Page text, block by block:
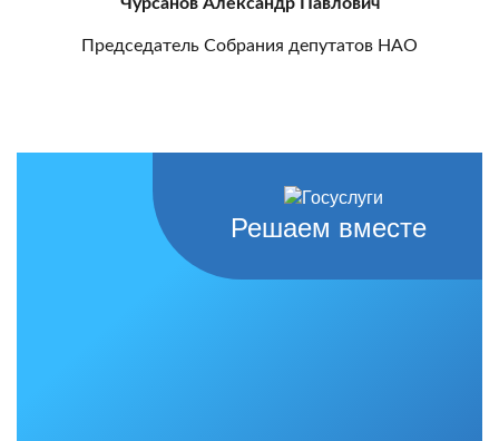
Председатель Собрания депутатов НАО
Решаем вместе